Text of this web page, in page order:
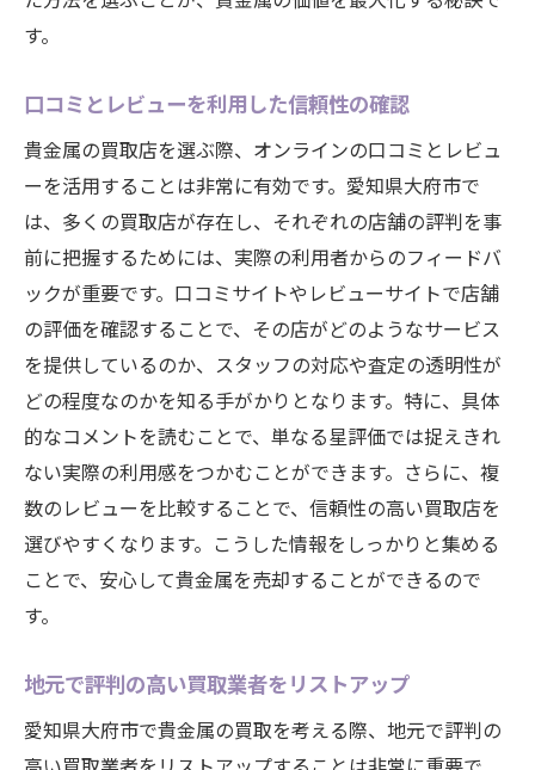
す。
口コミとレビューを利用した信頼性の確認
貴金属の買取店を選ぶ際、オンラインの口コミとレビュ
ーを活用することは非常に有効です。愛知県大府市で
は、多くの買取店が存在し、それぞれの店舗の評判を事
前に把握するためには、実際の利用者からのフィードバ
ックが重要です。口コミサイトやレビューサイトで店舗
の評価を確認することで、その店がどのようなサービス
を提供しているのか、スタッフの対応や査定の透明性が
どの程度なのかを知る手がかりとなります。特に、具体
的なコメントを読むことで、単なる星評価では捉えきれ
ない実際の利用感をつかむことができます。さらに、複
数のレビューを比較することで、信頼性の高い買取店を
選びやすくなります。こうした情報をしっかりと集める
ことで、安心して貴金属を売却することができるので
す。
地元で評判の高い買取業者をリストアップ
愛知県大府市で貴金属の買取を考える際、地元で評判の